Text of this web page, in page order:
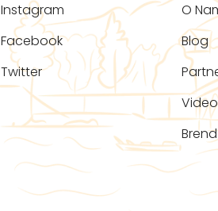
Instagram
Facebook
Twitter
O
Blog